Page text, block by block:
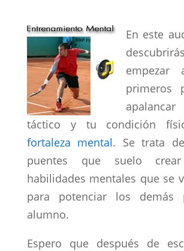
En este
primeros
táctico y tu condición
fortaleza mental. Se trata
puentes que suelo
habilidades mentales que se
para potenciar los demás
alumno.
Espero que después de